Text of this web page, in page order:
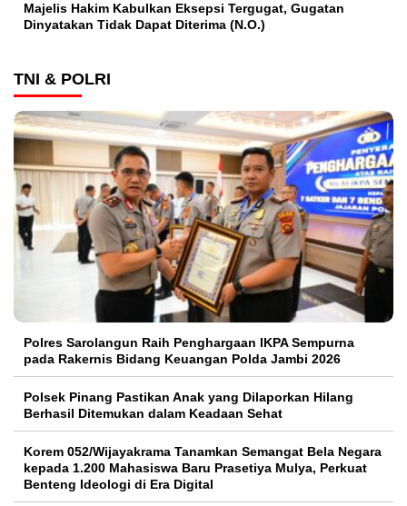
Majelis Hakim Kabulkan Eksepsi Tergugat, Gugatan
Dinyatakan Tidak Dapat Diterima (N.O.)
TNI & POLRI
Polres Sarolangun Raih Penghargaan IKPA Sempurna
pada Rakernis Bidang Keuangan Polda Jambi 2026
Polsek Pinang Pastikan Anak yang Dilaporkan Hilang
Berhasil Ditemukan dalam Keadaan Sehat
Korem 052/Wijayakrama Tanamkan Semangat Bela Negara
kepada 1.200 Mahasiswa Baru Prasetiya Mulya, Perkuat
Benteng Ideologi di Era Digital